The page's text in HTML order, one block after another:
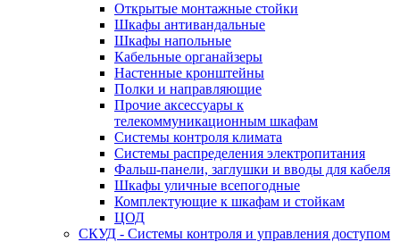
Открытые монтажные стойки
Шкафы антивандальные
Шкафы напольные
Кабельные органайзеры
Настенные кронштейны
Полки и направляющие
Прочие аксессуары к
телекоммуникационным шкафам
Системы контроля климата
Системы распределения электропитания
Фальш-панели, заглушки и вводы для кабеля
Шкафы уличные всепогодные
Комплектующие к шкафам и стойкам
ЦОД
СКУД - Системы контроля и управления доступом